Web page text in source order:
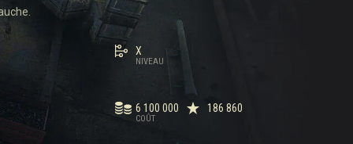
NIVEAU
X
COÛT
6 100 000 186 860